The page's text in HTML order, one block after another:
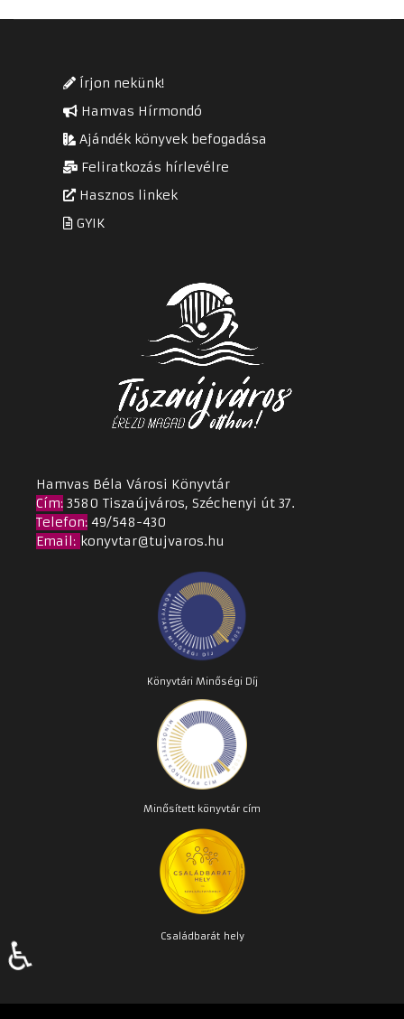
Írjon nekünk!
Hamvas Hírmondó
Ajándék könyvek befogadása
Feliratkozás hírlevélre
Hasznos linkek
GYIK
Hamvas Béla Városi Könyvtár
Cím: 3580 Tiszaújváros, Széchenyi út 37.
Telefon: 49/548-430
Email : konyvtar@tujvaros.hu
Könyvtári Minőségi Díj
Minősített könyvtár cím
Családbarát hely